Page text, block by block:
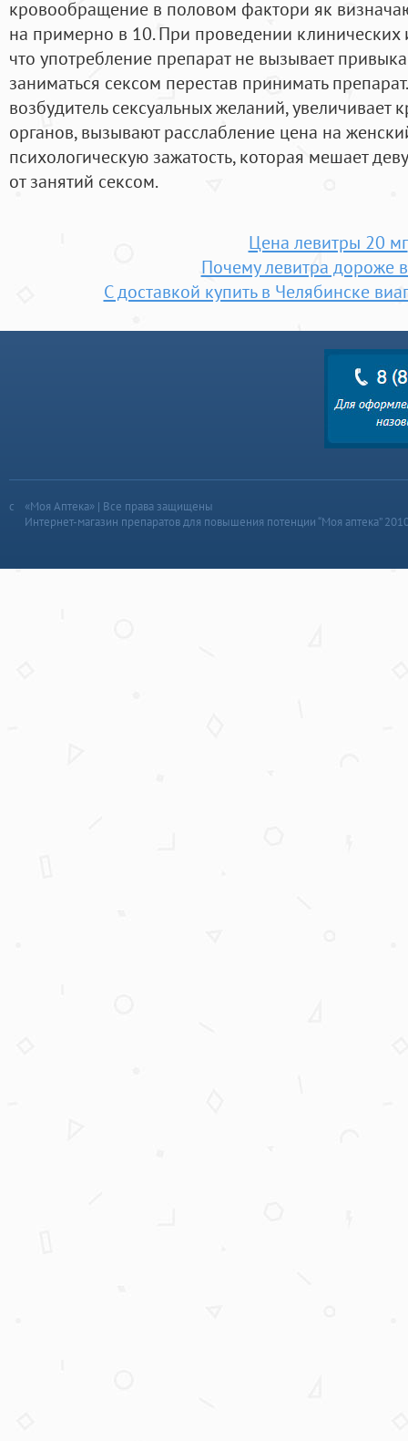
кровообращение в половом фактори як
на примерно в 10. При проведении
что употребление препарат не вызывает
заниматься сексом перестав принимать
возбудитель сексуальных желаний,
органов, вызывают расслабление цена на
психологическую зажатость, которая мешает
от занятий сексом.
Цена левитры 20 мг
Почему левитра дороже
С доставкой купить в Челябинске
«Моя Аптека» | Все права защищены
Интернет-магазин препаратов для повышения потенции “Моя аптека”